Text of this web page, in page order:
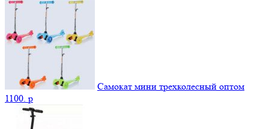
Самокат мини трехколесный оптом
1100. p